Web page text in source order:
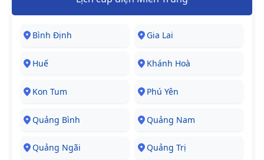
Bình Định Gia Lai
Huế Khánh Hoà
Kon Tum Phú Yên
Quảng Bình Quảng Nam
Quảng Ngãi Quảng Trị